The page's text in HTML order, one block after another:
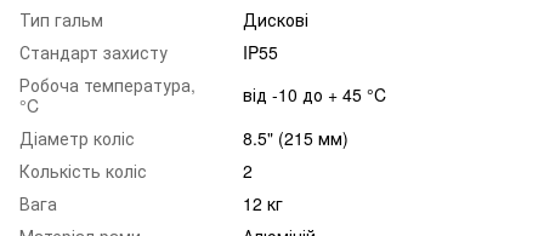
Тип гальм
Дискові
Стандарт захисту
IP55
Робоча температура,
°C
від -10 до + 45 °C
Діаметр коліс
8.5" (215 мм)
Колькість коліс
2
Вага
12 кг